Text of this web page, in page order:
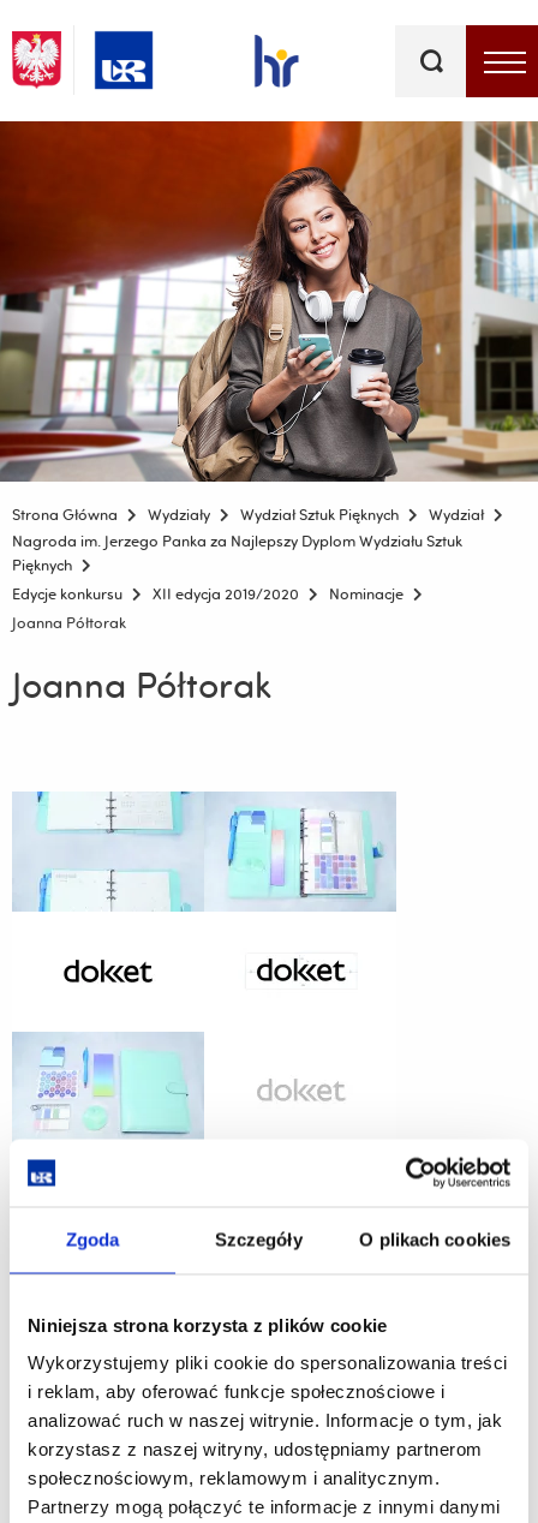
Zgoda Szczegóły O plikach cookies
Niniejsza strona korzysta z plików cookie
Wykorzystujemy pliki cookie do spersonalizowania treści
i reklam, aby oferować funkcje społecznościowe i
analizować ruch w naszej witrynie. Informacje o tym, jak
korzystasz z naszej witryny, udostępniamy partnerom
społecznościowym, reklamowym i analitycznym.
Partnerzy mogą połączyć te informacje z innymi danymi
kluczowe
Strona Główna Wydziały Wydział Sztuk Pięknych
Wydział
Nagroda im. Jerzego Panka za Najlepszy Dyplom Wydziału Sztuk
Pięknych
Edycje konkursu
XII edycja 2019/2020
Nominacje
Joanna Półtorak
Joanna Półtorak
Joanna Półtorak - życiorys.pdf
Dokket 2021 kalendarium.pdf